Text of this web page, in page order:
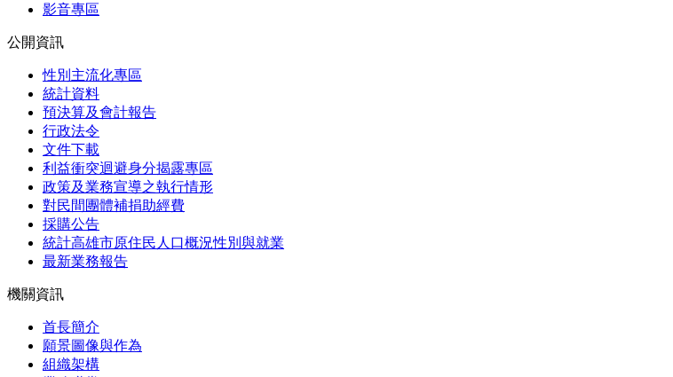
影音專區
公開資訊
性別主流化專區
統計資料
預決算及會計報告
行政法令
文件下載
利益衝突迴避身分揭露專區
政策及業務宣導之執行情形
對民間團體補捐助經費
採購公告
統計高雄市原住民人口概況性別與就業
最新業務報告
機關資訊
首長簡介
願景圖像與作為
組織架構